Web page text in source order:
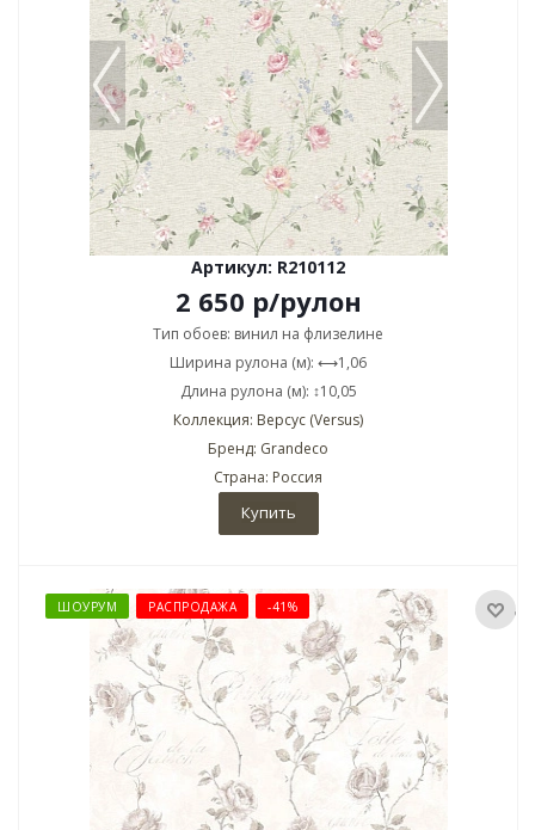
Артикул: R210112
2 650 р/рулон
Тип обоев: винил на флизелине
Ширина рулона (м): ⟷1,06
Длина рулона (м): ↕10,05
Коллекция: Версус (Versus)
Бренд: Grandeco
Страна: Россия
Купить
ШОУРУМ РАСПРОДАЖА -41%